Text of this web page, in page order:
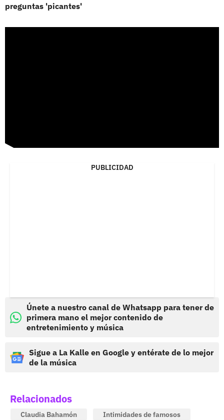
preguntas 'picantes'
PUBLICIDAD
Únete a nuestro canal de Whatsapp para tener de
primera mano el mejor contenido de
entretenimiento y música
Sigue a La Kalle en Google y entérate de lo mejor
de la música
Relacionados
Claudia Bahamón
Intimidades de famosos